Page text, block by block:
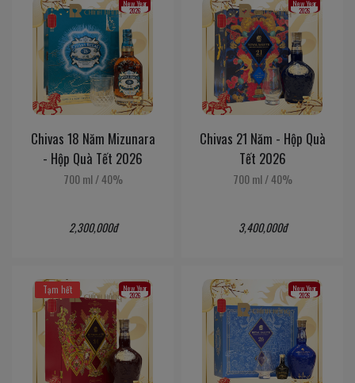
New Year
2026
Chivas 18 Năm Mizunara
- Hộp Quà Tết 2026
700 ml /40%
2,300,000đ
New Year
2026
Chivas 21 Năm - Hộp Quà
Tết 2026
700 ml /40%
3,400,000đ
Tạm hết New Year
2026
New Year
2026